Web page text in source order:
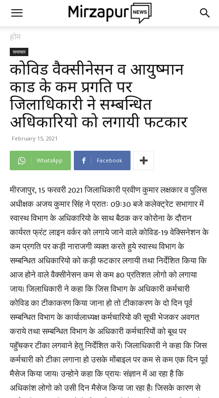
होम
समाचार
कोविड वैक्सीनेसन व आयुष्मान
कार्ड के कम प्रगति पर
जिलाधिकारी ने सम्बन्धित
अधिकारियो को लगायी फटकार
February 15, 2021
WhatsApp Facebook
मीरजापुर, 15 फरवरी 2021 जिलाधिकारी प्रवीण कुमार लक्षकार व पुलिस
अधीक्षक अजय कुमार सिंह ने प्रातः 09ः30 बजे कलेक्ट्रेट सभागार में
स्वास्थ विभाग के अधिकारियो के साथ बैठक कर कोरोना के दौरान
कार्यरत फ्रंट लाइन वर्कर को लगाये जाने वाले कोविड-19 वेक्सिनेशन के
कम प्रगति पर कड़ी नाराजगी व्यक्त करते हुये स्वास्थ विभाग के
सम्बन्धित अधिकारियो को कड़ी फटकार लगायी तथा निर्देशित किया कि
आज होने वाले वैक्सीनेसन कम से कम 80 प्रतिशत लोगो को लगाया
जाय। जिलाधिकारी ने कहा कि जिस विभाग के अधिकारी कर्मचारी
कोविड का टीकाकरण किया जाना हो तो टीकाकरण के दो दिन पूर्व
सम्बन्धित विभाग के कार्यालाध्यक्ष कर्मचारियो की सूची भेजकर अवगत
कराये तथा सम्बन्धित विभाग के अधिकारी कर्मचारियों को बूथ पर
पहुॅचकर टीका लगवाने हेतु निर्देशित करें। जिलाधिकारी ने कहा कि जिस
कर्मचारी को टीका लगाना हो उसके मोंबाइल पर कम से कम एक दिन पूर्व
मैसेज किया जाय। उन्होने कहा कि प्रायः संज्ञान में आ रहा है कि
अधिकांश लोगो को उसी दिन मैसेज किया जा रहा है। जिसके कारण से